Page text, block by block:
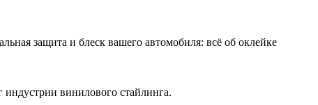
защита и блеск вашего автомобиля: всё об оклейке
винилового стайлинга.